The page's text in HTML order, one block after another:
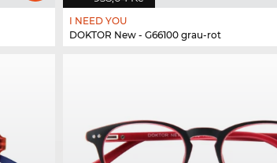
I NEED YOU
DOKTOR New - G66100 grau-rot